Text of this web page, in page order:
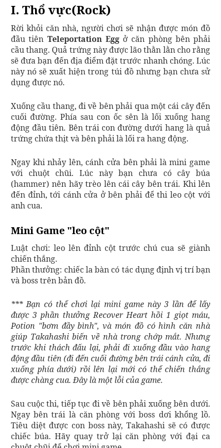
I. Thổ vực(Rock)
Rời khỏi căn nhà, người chơi sẽ nhận được món đồ
đầu tiên Teleportation Egg ở căn phòng bên phải
cầu thang. Quả trứng này được lão thằn lằn cho rằng
sẽ đưa bạn đến địa điểm đặt trước nhanh chóng. Lúc
này nó sẽ xuất hiện trong túi đồ nhưng bạn chưa sử
dụng được nó.
Xuống cầu thang, đi về bên phải qua một cái cây đến
cuối đường. Phía sau con ốc sên là lối xuống hang
động đầu tiên. Bên trái con đường dưới hang là quả
trứng chứa thịt và bên phải là lối ra hang động.
Ngay khi nhảy lên, cánh cửa bên phải là mini game
với chuột chũi. Lúc này bạn chưa có cây búa
(hammer) nên hãy trèo lên cái cây bên trái. Khi lên
đến đỉnh, tới cánh cửa ở bên phải để thi leo cột với
anh cua.
Mini Game "leo cột"
Luật chơi: leo lên đỉnh cột trước chú cua sẽ giành
chiến thắng.
Phần thưởng: chiếc la bàn có tác dụng định vị trí bạn
và boss trên bản đồ.
*** Bạn có thể chơi lại mini game này 3 lần để lấy
được 3 phần thưởng Recover Heart hồi 1 giọt máu,
Potion "bơm đầy bình", và món đồ có hình căn nhà
giúp Takahashi biến về nhà trong chớp mắt. Nhưng
trước khi thách đấu lại, phải đi xuống đầu vào hang
động đầu tiên (đi đến cuối đường bên trái cánh cửa, đi
xuống phía dưới) rồi lên lại mới có thể chiến thắng
được chàng cua. Đây là một lỗi của game.
Sau cuộc thi, tiếp tục đi về bên phải xuống bên dưới.
Ngay bên trái là căn phòng với boss dơi khổng lồ.
Tiêu diệt được con boss này, Takahashi sẽ có được
chiếc búa. Hãy quay trở lại căn phòng với đại ca